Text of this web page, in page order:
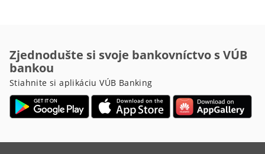
Zjednodušte si svoje bankovníctvo s VÚB
bankou
Stiahnite si aplikáciu VÚB Banking